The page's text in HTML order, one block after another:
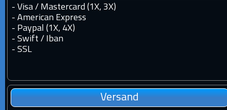
- Visa / Mastercard (1X, 3X)
- American Express
- Paypal (1X, 4X)
- Swift / Iban
- SSL
Versand